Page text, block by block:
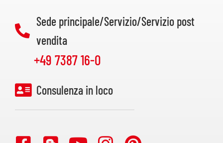
Sede principale/Servizio/Servizio post
vendita
+49 7387 16-0
Consulenza in loco